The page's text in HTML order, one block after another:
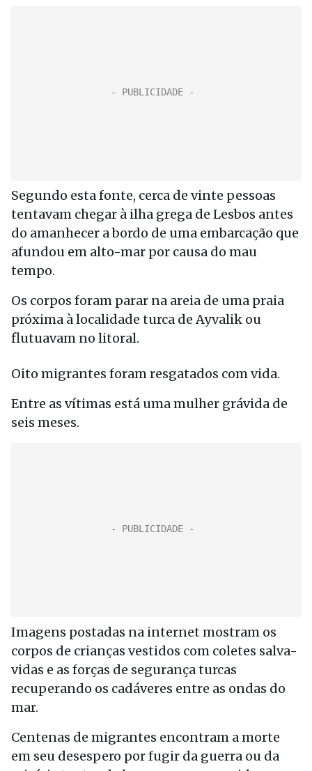
Segundo esta fonte, cerca de vinte pessoas
tentavam chegar à ilha grega de Lesbos antes
do amanhecer a bordo de uma embarcação que
afundou em alto-mar por causa do mau
tempo.
Os corpos foram parar na areia de uma praia
próxima à localidade turca de Ayvalik ou
flutuavam no litoral.
Oito migrantes foram resgatados com vida.
Entre as vítimas está uma mulher grávida de
seis meses.
Imagens postadas na internet mostram os
corpos de crianças vestidos com coletes salva-
vidas e as forças de segurança turcas
recuperando os cadáveres entre as ondas do
mar.
Centenas de migrantes encontram a morte
em seu desespero por fugir da guerra ou da